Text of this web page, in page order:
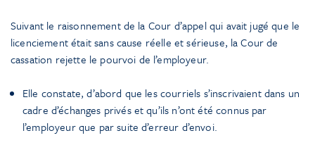
Suivant le raisonnement de la Cour d’appel qui avait jugé que le
licenciement était sans cause réelle et sérieuse, la Cour de
cassation rejette le pourvoi de l’employeur.
Elle constate, d’abord que les courriels s’inscrivaient dans un
cadre d’échanges privés et qu’ils n’ont été connus par
l’employeur que par suite d’erreur d’envoi.